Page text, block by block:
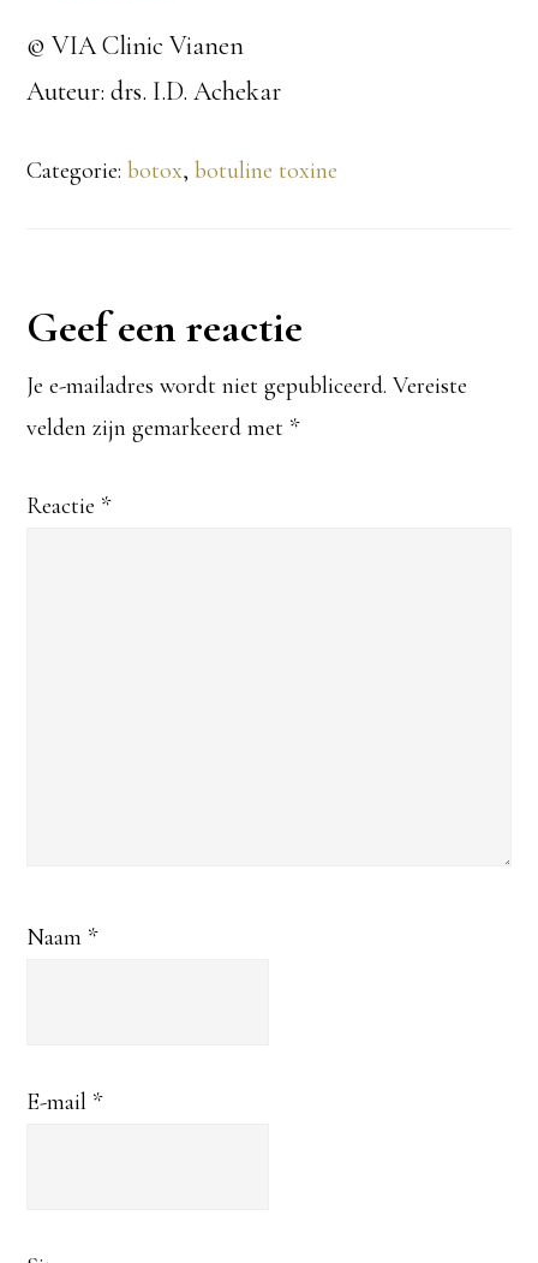
© VIA Clinic Vianen
Auteur: drs. I.D. Achekar
Categorie:botox,botuline toxine
Lees
Interacties
Geef een reactie
Je e-mailadres wordt niet gepubliceerd. Vereiste
velden zijn gemarkeerd met *
Reactie *
Naam *
E-mail *